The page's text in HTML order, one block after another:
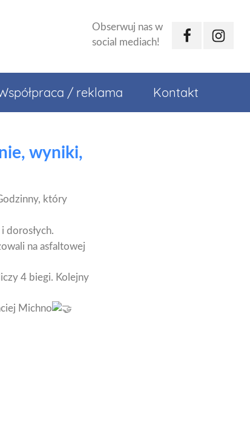
Obserwuj nas w
social mediach!
Facebook
/ reklama Kontakt
wyniki,
który
dorosłych.
na asfaltowej
4 biegi. Kolejny
Michno